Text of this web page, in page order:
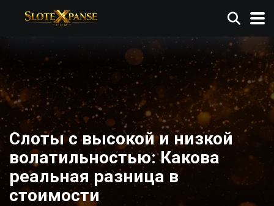
Слоты с высокой и низкой
волатильностью: Какова
реальная разница в
стоимости